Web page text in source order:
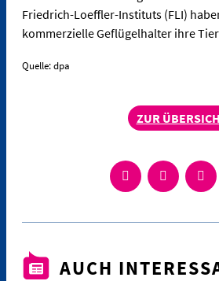
Friedrich-Loeffler-Instituts (FLI)
kommerzielle Geflügelhalter ihre
Quelle: dpa
ZUR
AUCH